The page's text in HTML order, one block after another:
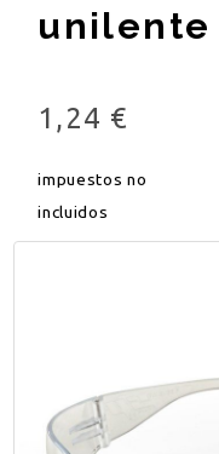
1,24 €
impuestos no
incluidos